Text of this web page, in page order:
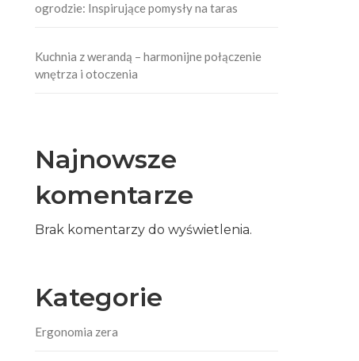
ogrodzie: Inspirujące pomysły na taras
Kuchnia z werandą – harmonijne połączenie
wnętrza i otoczenia
Najnowsze
komentarze
Brak komentarzy do wyświetlenia.
Kategorie
Ergonomia zera